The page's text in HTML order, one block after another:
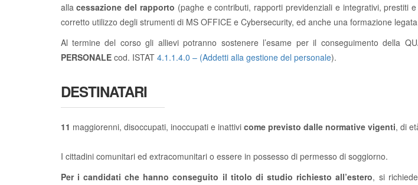
allacessazione del rapporto (paghe e contributi, rapporti previdenziali e integrativi, prestiti
corretto utilizzo degli strumenti di MS OFFICE e Cybersecurity, ed anche una formazione
Al termine del corso gli allievi potranno sostenere l’esame per il conseguimento della
PERSONALEcod. ISTAT 4.1.1.4.0 – (Addetti alla gestione del personale).
DESTINATARI
11 maggiorenni, disoccupati, inoccupati e inattivi come previsto dalle normative vigenti, di
I cittadini comunitari ed extracomunitari o essere in possesso di permesso di soggiorno.
Per i candidati che hanno conseguito il titolo di studio richiesto all’estero, si